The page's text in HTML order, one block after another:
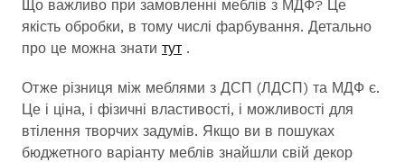
Що важливо при замовленні меблів з МДФ? Це
якість обробки, в тому числі фарбування. Детально
про це можна знати тут .
Отже різниця між меблями з ДСП (ЛДСП) та МДФ є.
Це і ціна, і фізичні властивості, і можливості для
втілення творчих задумів. Якщо ви в пошуках
бюджетного варіанту меблів знайшли свій декор